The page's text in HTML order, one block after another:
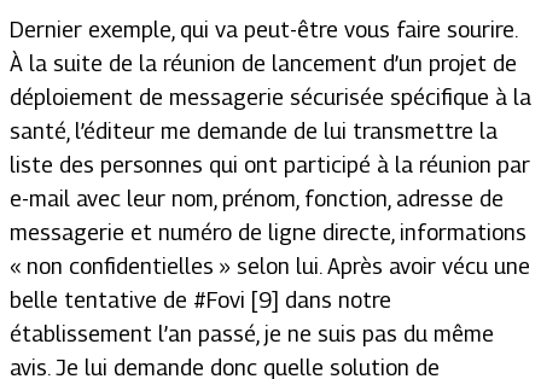
Dernier exemple, qui va peut-être vous faire sourire.
À la suite de la réunion de lancement d’un projet de
déploiement de messagerie sécurisée spécifique à la
santé, l’éditeur me demande de lui transmettre la
liste des personnes qui ont participé à la réunion par
e-mail avec leur nom, prénom, fonction, adresse de
messagerie et numéro de ligne directe, informations
« non confidentielles » selon lui. Après avoir vécu une
belle tentative de #Fovi [9] dans notre
établissement l’an passé, je ne suis pas du même
avis. Je lui demande donc quelle solution de